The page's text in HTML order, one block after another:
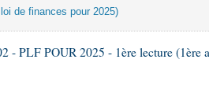
de finances pour 2025)
- PLF POUR 2025 - 1ère lecture (1ère